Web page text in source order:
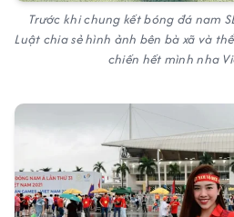
Trước khi chung kết bóng đá nam
Luật chia sẻ hình ảnh bên bà xã và
chiến hết mình nha